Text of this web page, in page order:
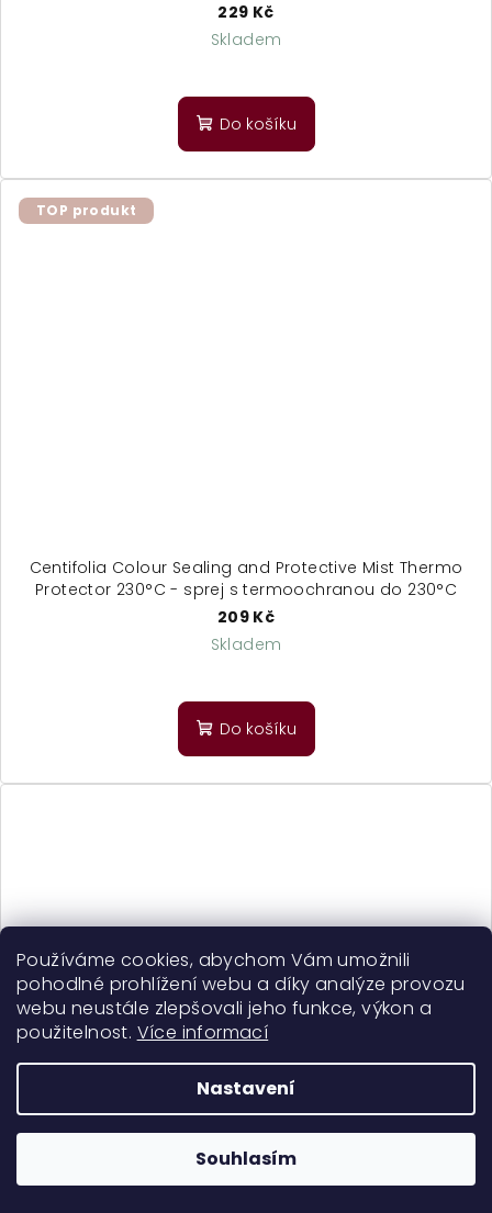
Používáme cookies, abychom Vám umožnili
pohodlné prohlížení webu a díky analýze provozu
webu neustále zlepšovali jeho funkce, výkon a
použitelnost. Více informací
Nastavení
Souhlasím
229 Kč
Skladem
Do košíku
TOP produkt
Centifolia Colour Sealing and Protective Mist Thermo
Protector 230°C - sprej s termoochranou do 230°C
209 Kč
Skladem
Do košíku